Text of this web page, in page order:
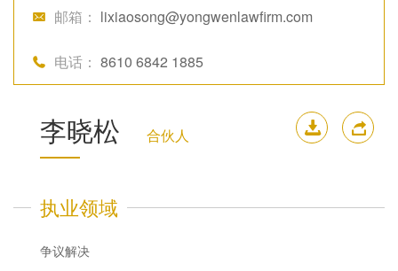
邮箱： lixiaosong@yongwenlawfirm.com
电话： 8610 6842 1885
李晓松 合伙人 下载简历
执业领域
争议解决